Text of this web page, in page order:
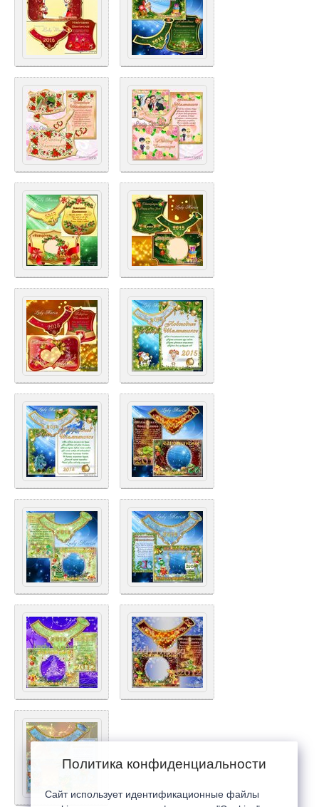
Политика конфиденциальности
Сайт использует идентификационные файлы